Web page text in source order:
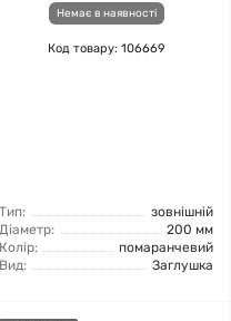
Немає в наявності
Код товару: 106669
Тип:
зовнішній
Діаметр:
200 мм
Колір:
помаранчевий
Вид:
Заглушка